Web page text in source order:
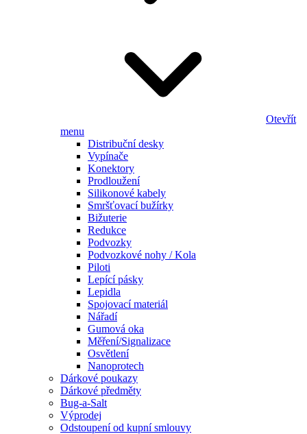
Otevřít
menu
Distribuční desky
Vypínače
Konektory
Prodloužení
Silikonové kabely
Smršťovací bužírky
Bižuterie
Redukce
Podvozky
Podvozkové nohy / Kola
Piloti
Lepící pásky
Lepidla
Spojovací materiál
Nářadí
Gumová oka
Měření/Signalizace
Osvětlení
Nanoprotech
Dárkové poukazy
Dárkové předměty
Bug-a-Salt
Výprodej
Odstoupení od kupní smlouvy